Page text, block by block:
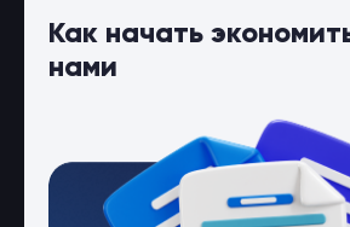
Как начать
нами